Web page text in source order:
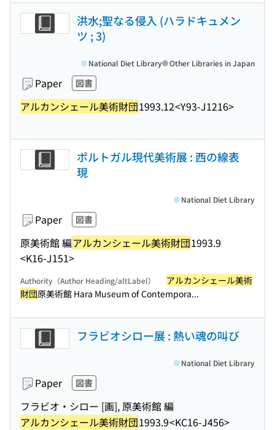
洪水;聖なる侵入 (ハラドキュメン
ツ ; 3)
Paper 図書
アルカンシェール美術財団1993.12<Y93-J1216>
National Diet Library Other Libraries in Japan
ポルトガル現代美術展 : 西の線表
現
Paper 図書
原美術館 編アルカンシェール美術財団1993.9
<K16-J151>
National Diet Library
Authority（Author Heading/altLabel）
アルカンシェール美術
財団原美術館 Hara Museum of Contempora...
フラビオシロー展 : 熱い魂の叫び
Paper 図書
フラビオ・シロー [画], 原美術館 編
アルカンシェール美術財団1993.9<KC16-J456>
National Diet Library